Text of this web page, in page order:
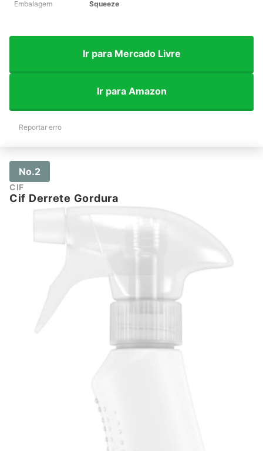
Embalagem Squeeze
Ir para Mercado Livre
Ir para Amazon
Reportar erro
No.2
CIF
Cif Derrete Gordura